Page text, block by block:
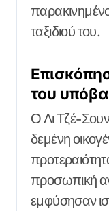
ταξιδιού του.
του
Ο Λι Τζέ-
δεμένη
προσωπική
εμφύσησαν